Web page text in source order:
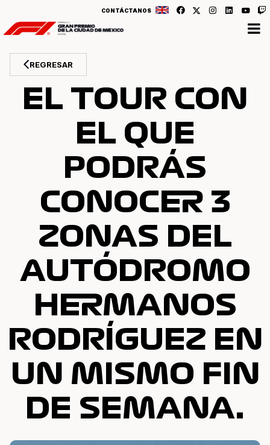
CONTÁCTANOS
REGRESAR
EL TOUR CON
EL QUE
PODRÁS
CONOCER 3
ZONAS DEL
AUTÓDROMO
HERMANOS
RODRÍGUEZ EN
UN MISMO FIN
DE SEMANA.